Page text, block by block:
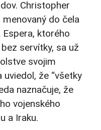
Christopher
do čela
ktorého
servítky, sa už
svojim
že “všetky
naznačuje, že
vojenského
a Iraku.